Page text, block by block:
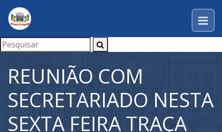
REUNIÃO COM
SECRETARIADO NESTA
SEXTA FEIRA TRAÇA